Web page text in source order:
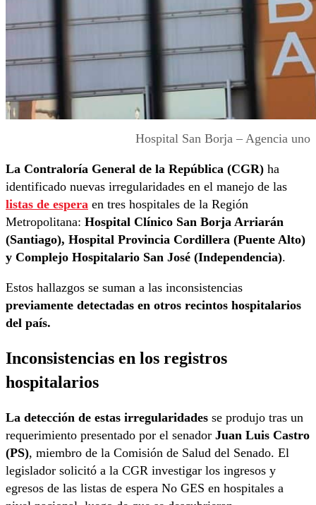
Hospital San Borja – Agencia uno
La Contraloría General de la República (CGR) ha
identificado nuevas irregularidades en el manejo de las
listas de espera en tres hospitales de la Región
Metropolitana: Hospital Clínico San Borja Arriarán
(Santiago), Hospital Provincia Cordillera (Puente Alto)
y Complejo Hospitalario San José (Independencia).
Estos hallazgos se suman a las inconsistencias
previamente detectadas en otros recintos hospitalarios
del país.
Inconsistencias en los registros
hospitalarios
La detección de estas irregularidades se produjo tras un
requerimiento presentado por el senador Juan Luis Castro
(PS), miembro de la Comisión de Salud del Senado. El
legislador solicitó a la CGR investigar los ingresos y
egresos de las listas de espera No GES en hospitales a